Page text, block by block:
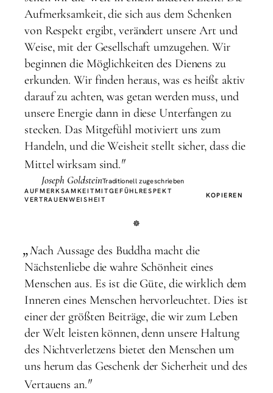
Aufmerksamkeit, die sich aus dem Schenken
von Respekt ergibt, verändert unsere Art und
Weise, mit der Gesellschaft umzugehen. Wir
beginnen die Möglichkeiten des Dienens zu
erkunden. Wir finden heraus, was es heißt aktiv
darauf zu achten, was getan werden muss, und
unsere Energie dann in diese Unterfangen zu
stecken. Das Mitgefühl motiviert uns zum
Handeln, und die Weisheit stellt sicher, dass die
Mittel wirksam sind."
Joseph GoldsteinTraditionell zugeschrieben
AUFMERKSAMKEITMITGEFÜHLRESPEKT
VERTRAUENWEISHEIT KOPIEREN
„Nach Aussage des Buddha macht die
Nächstenliebe die wahre Schönheit eines
Menschen aus. Es ist die Güte, die wirklich dem
Inneren eines Menschen hervorleuchtet. Dies ist
einer der größten Beiträge, die wir zum Leben
der Welt leisten können, denn unsere Haltung
des Nichtverletzens bietet den Menschen um
uns herum das Geschenk der Sicherheit und des
Vertauens an."